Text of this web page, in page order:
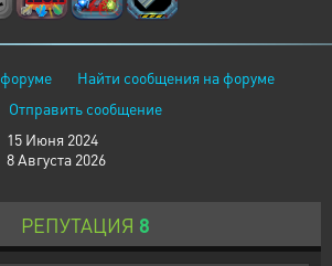
Найти сообщения на форуме
Отправить сообщение
15 Июня 2024
8 Августа 2026
РЕПУТАЦИЯ 8